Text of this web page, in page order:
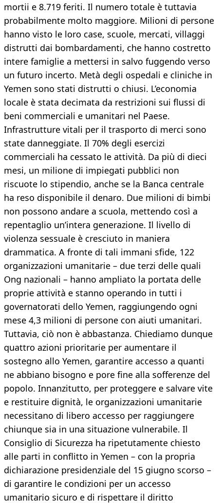
mortii e 8.719 feriti. Il numero totale è tuttavia
probabilmente molto maggiore. Milioni di persone
hanno visto le loro case, scuole, mercati, villaggi
distrutti dai bombardamenti, che hanno costretto
intere famiglie a mettersi in salvo fuggendo verso
un futuro incerto. Metà degli ospedali e cliniche in
Yemen sono stati distrutti o chiusi. L’economia
locale è stata decimata da restrizioni sui flussi di
beni commerciali e umanitari nel Paese.
Infrastrutture vitali per il trasporto di merci sono
state danneggiate. Il 70% degli esercizi
commerciali ha cessato le attività. Da più di dieci
mesi, un milione di impiegati pubblici non
riscuote lo stipendio, anche se la Banca centrale
ha reso disponibile il denaro. Due milioni di bimbi
non possono andare a scuola, mettendo così a
repentaglio un’intera generazione. Il livello di
violenza sessuale è cresciuto in maniera
drammatica. A fronte di tali immani sfide, 122
organizzazioni umanitarie – due terzi delle quali
Ong nazionali – hanno ampliato la portata delle
proprie attività e stanno operando in tutti i
governatorati dello Yemen, raggiungendo ogni
mese 4,3 milioni di persone con aiuti umanitari.
Tuttavia, ciò non è abbastanza. Chiediamo dunque
quattro azioni prioritarie per aumentare il
sostegno allo Yemen, garantire accesso a quanti
ne abbiano bisogno e pore fine alla sofferenze del
popolo. Innanzitutto, per proteggere e salvare vite
e restituire dignità, le organizzazioni umanitarie
necessitano di libero accesso per raggiungere
chiunque sia in una situazione vulnerabile. Il
Consiglio di Sicurezza ha ripetutamente chiesto
alle parti in conflitto in Yemen – con la propria
dichiarazione presidenziale del 15 giugno scorso –
di garantire le condizioni per un accesso
umanitario sicuro e di rispettare il diritto